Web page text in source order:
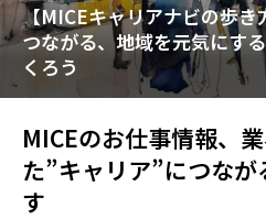
【MICEキャリアナビの歩き
つながる、地域を元気にす
くろう
MICEのお仕事情報、
た”キャリア”につな
す